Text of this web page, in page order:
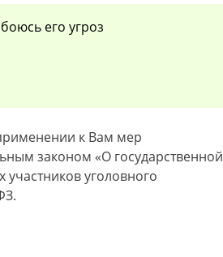
его угроз
к Вам мер
законом «О государственной
уголовного